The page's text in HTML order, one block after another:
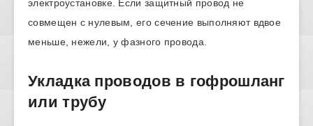
электроустановке. Если защитный провод не
совмещен с нулевым, его сечение выполняют вдвое
меньше, нежели, у фазного провода.
Укладка проводов в гофрошланг
или трубу